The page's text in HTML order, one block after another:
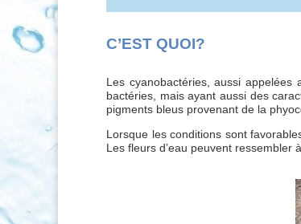
C’EST QUOI?
Les cyanobactéries, aussi
bactéries, mais ayant aussi des
pigments bleus provenant de la
Lorsque les conditions sont
Les fleurs d’eau peuvent